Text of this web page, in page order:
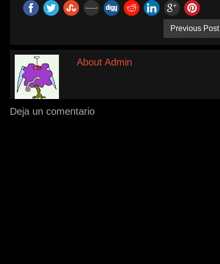
Previous Post
About Admin
Deja un comentario